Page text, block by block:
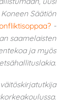
Säätiön
-
saamelaisten
ja myös